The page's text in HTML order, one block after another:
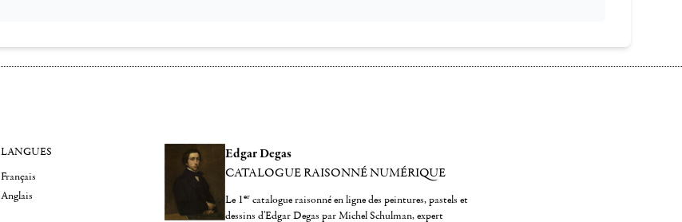
Edgar Degas
CATALOGUE RAISONNÉ NUMÉRIQUE
Le 1er catalogue raisonné en ligne des peintures, pastels et
dessins d'Edgar Degas par Michel Schulman, expert
LANGUES
Français
Anglais